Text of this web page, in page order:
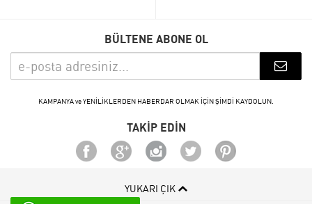
BÜLTENE ABONE OL
KAMPANYA ve YENİLİKLERDEN HABERDAR OLMAK İÇİN ŞİMDİ KAYDOLUN.
TAKİP EDİN
YUKARI ÇIK